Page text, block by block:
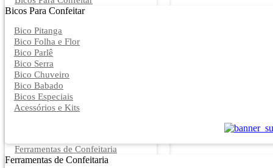
Bicos Para Confeitar
Bico Pitanga
Bico Folha e Flor
Bico Parlê
Bico Serra
Bico Chuveiro
Bico Babado
Bicos Especiais
Acessórios e Kits
Ferramentas de Confeitaria
Ferramentas de Confeitaria